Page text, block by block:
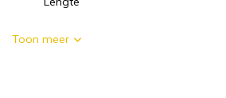
Toon meer